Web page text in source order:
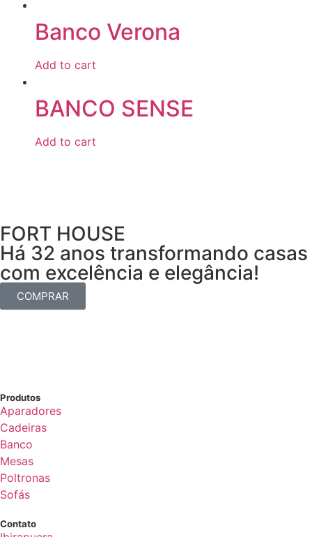
Banco Verona
Add to cart
BANCO SENSE
Add to cart
FORT HOUSE
Há 32 anos transformando casas
com excelência e elegância!
COMPRAR
Produtos
Aparadores
Cadeiras
Banco
Mesas
Poltronas
Sofás
Contato